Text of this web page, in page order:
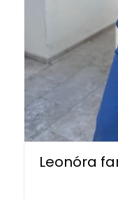
Leonóra